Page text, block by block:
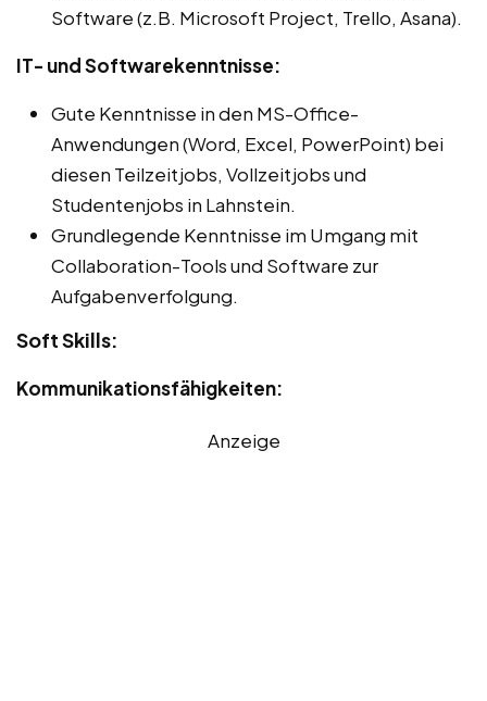
Software (z.B. Microsoft Project, Trello, Asana).
IT- und Softwarekenntnisse:
Gute Kenntnisse in den MS-Office-
Anwendungen (Word, Excel, PowerPoint) bei
diesen Teilzeitjobs, Vollzeitjobs und
Studentenjobs in Lahnstein.
Grundlegende Kenntnisse im Umgang mit
Collaboration-Tools und Software zur
Aufgabenverfolgung.
Soft Skills:
Kommunikationsfähigkeiten:
Anzeige